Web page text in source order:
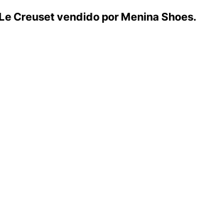
Creuset vendido por Menina Shoes.